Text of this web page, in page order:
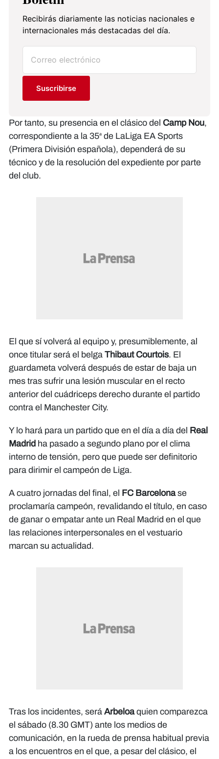
Recibirás diariamente las noticias nacionales e
internacionales más destacadas del día.
Suscribirse
Por tanto, su presencia en el clásico del Camp Nou,
correspondiente a la 35ª de LaLiga EA Sports
(Primera División española), dependerá de su
técnico y de la resolución del expediente por parte
del club.
El que sí volverá al equipo y, presumiblemente, al
once titular será el belga Thibaut Courtois. El
guardameta volverá después de estar de baja un
mes tras sufrir una lesión muscular en el recto
anterior del cuádriceps derecho durante el partido
contra el Manchester City.
Y lo hará para un partido que en el día a día del
Real
Madrid ha pasado a segundo plano por el clima
interno de tensión, pero que puede ser definitorio
para dirimir el campeón de Liga.
A cuatro jornadas del final, el FC Barcelonase
proclamaría campeón, revalidando el título, en caso
de ganar o empatar ante un Real Madrid en el que
las relaciones interpersonales en el vestuario
marcan su actualidad.
Tras los incidentes, será Arbeloaquien comparezca
el sábado (8.30 GMT) ante los medios de
comunicación, en la rueda de prensa habitual previa
a los encuentros en el que, a pesar del clásico, el